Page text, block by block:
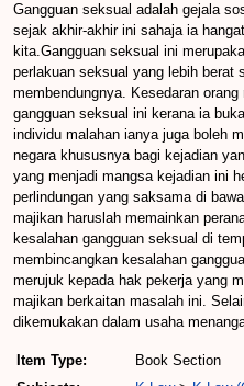
Gangguan seksual adalah gejala
sejak akhir-akhir ini sahaja ia
kita.Gangguan seksual ini
perlakuan seksual yang lebih berat
membendungnya. Kesedaran
gangguan seksual ini kerana ia
individu malahan ianya juga boleh
negara khususnya bagi kejadian
yang menjadi mangsa kejadian ini
perlindungan yang saksama di
majikan haruslah memainkan
kesalahan gangguan seksual di
membincangkan kesalahan
merujuk kepada hak pekerja yang
majikan berkaitan masalah ini.
dikemukakan dalam usaha
Item Type:
Book Section